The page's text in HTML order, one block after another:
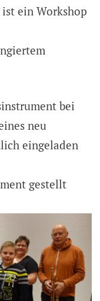
ist ein Workshop
bei
neu
eingeladen
gestellt